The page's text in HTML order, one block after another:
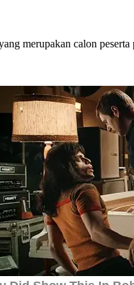
merupakan calon